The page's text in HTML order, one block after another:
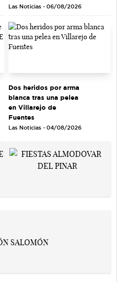
Las Noticias - 06/08/2026
Dos heridos por arma
blanca tras una pelea
en Villarejo de
Fuentes
Las Noticias - 04/08/2026